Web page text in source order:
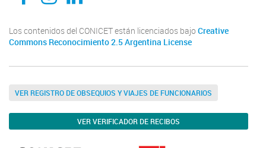
Los contenidos del CONICET están licenciados bajo Creative
Commons Reconocimiento 2.5 Argentina License
VER REGISTRO DE OBSEQUIOS Y VIAJES DE FUNCIONARIOS
VER VERIFICADOR DE RECIBOS